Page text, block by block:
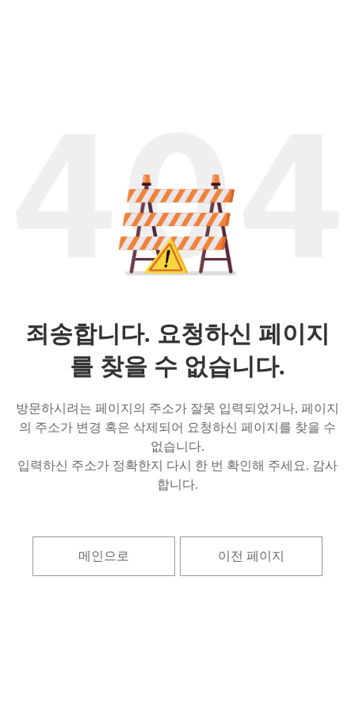
죄송합니다. 요청하신 페이지
를 찾을 수 없습니다.
방문하시려는 페이지의 주소가 잘못 입력되었거나, 페이지
의 주소가 변경 혹은 삭제되어 요청하신 페이지를 찾을 수
없습니다.
입력하신 주소가 정확한지 다시 한 번 확인해 주세요. 감사
합니다.
메인으로 이전 페이지